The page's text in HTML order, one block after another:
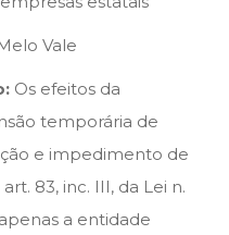
Vale
Os efeitos da
temporária de
e impedimento de
83, inc. III, da Lei n.
a entidade